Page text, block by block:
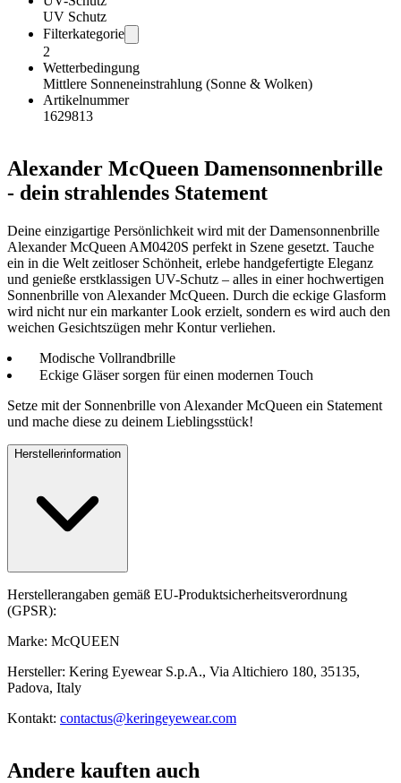
UV Schutz
Filterkategorie
2
Wetterbedingung
Mittlere Sonneneinstrahlung (Sonne & Wolken)
Artikelnummer
1629813
Alexander McQueen Damensonnenbrille
- dein strahlendes Statement
Deine einzigartige Persönlichkeit wird mit der Damensonnenbrille
Alexander McQueen AM0420S perfekt in Szene gesetzt. Tauche
ein in die Welt zeitloser Schönheit, erlebe handgefertigte Eleganz
und genieße erstklassigen UV-Schutz – alles in einer hochwertigen
Sonnenbrille von Alexander McQueen. Durch die eckige Glasform
wird nicht nur ein markanter Look erzielt, sondern es wird auch den
weichen Gesichtszügen mehr Kontur verliehen.
Modische Vollrandbrille
Eckige Gläser sorgen für einen modernen Touch
Setze mit der Sonnenbrille von Alexander McQueen ein Statement
und mache diese zu deinem Lieblingsstück!
Herstellerinformation
Herstellerangaben gemäß EU-Produktsicherheitsverordnung
(GPSR):
Marke: McQUEEN
Hersteller: Kering Eyewear S.p.A., Via Altichiero 180, 35135,
Padova, Italy
Kontakt: contactus@keringeyewear.com
Andere kauften auch